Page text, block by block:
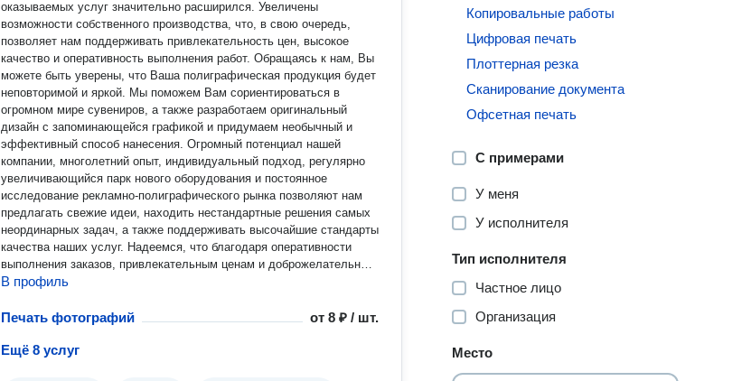
оказываемых услуг значительно расширился. Увеличены
возможности собственного производства, что, в свою очередь,
позволяет нам поддерживать привлекательность цен, высокое
качество и оперативность выполнения работ. Обращаясь к нам, Вы
можете быть уверены, что Ваша полиграфическая продукция будет
неповторимой и яркой. Мы поможем Вам сориентироваться в
огромном мире сувениров, а также разработаем оригинальный
дизайн с запоминающейся графикой и придумаем необычный и
эффективный способ нанесения. Огромный потенциал нашей
компании, многолетний опыт, индивидуальный подход, регулярно
увеличивающийся парк нового оборудования и постоянное
исследование рекламно-полиграфического рынка позволяют нам
предлагать свежие идеи, находить нестандартные решения самых
неординарных задач, а также поддерживать высочайшие стандарты
качества наших услуг. Надеемся, что благодаря оперативности
выполнения заказов, привлекательным ценам и доброжелательной
рабочей атмосфере, у Вас останутся только положительные
еще и еще...
В профиль
Печать фотографий от8 ₽ / шт.
Ещё 8 услуг
Копировальные работы
Цифровая печать
Плоттерная резка
Сканирование документа
Офсетная печать
С примерами
У меня
У исполнителя
Тип исполнителя
Частное лицо
Организация
Место